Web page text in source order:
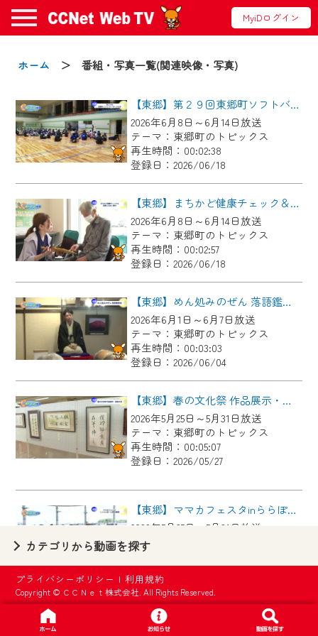
MyiDログイン
ホーム ＞ 番組・写真一覧(関連映像・写真)
【東郷】第２９回東郷町ソフトバレーボール大会
2026年6月8日～6月14日放送
テーマ：東郷町のトピックス
再生時間：00:02:38
登録日：2026/06/18
【東郷】まちかど健康チェック＆東郷ふれあい朝市
2026年6月8日～6月14日放送
テーマ：東郷町のトピックス
再生時間：00:02:57
登録日：2026/06/18
【東郷】めん処みのぜん 落語鑑賞会
2026年6月1日～6月7日放送
テーマ：東郷町のトピックス
再生時間：00:03:03
登録日：2026/06/04
【東郷】春の文化祭 作品展示・芸能大会
2026年5月25日～5月31日放送
テーマ：東郷町のトピックス
再生時間：00:05:07
登録日：2026/05/27
【東郷】ママカフェスタinららぽーと愛知東郷
2026年5月25日～5月31日放送
テーマ：東郷町のトピックス
再生時間：00:02:44
登録日：2026/05/27
【東郷】名古屋城「諸輪の松」里帰り
2026年5月18日～5月24日放送
カテゴリから動画を探す
プライバシーポリシー |利用規約
Copyright © ＣＣＮｅｔ株式会社. All Rights Reserved.
お知らせ
2024/09/02
動画配信サービス『CCNet Web TV』は2024
年9月24日からリニューアルします！
【変更点】
◆デザイン変更により、お住まいの地域
の動画コンテンツが一目瞭然。
◆当社アプリやＰＣブラウザから、いつ
でも・どこでも・外出先でも！
CCNetサービスエリア20市町の地域情報
番組をご視聴いただけます！
【ご注意】
2024年9月24日からはご加入者様へのサー
ビス向上のため、
『CCNet Web TV』を利用いただくには、
一部コンテンツを除き、
CCNetサービスへの加入と『CCNetマイ
ページ※』へのログインが必要となりま
す。
いたします。
要となります。
※MyIDとは、CCNet Web TVを含むCCNetの
各種サービスをご利用頂くためのIDです。
IDはお客様が使っているメールアドレス
で設定できます。